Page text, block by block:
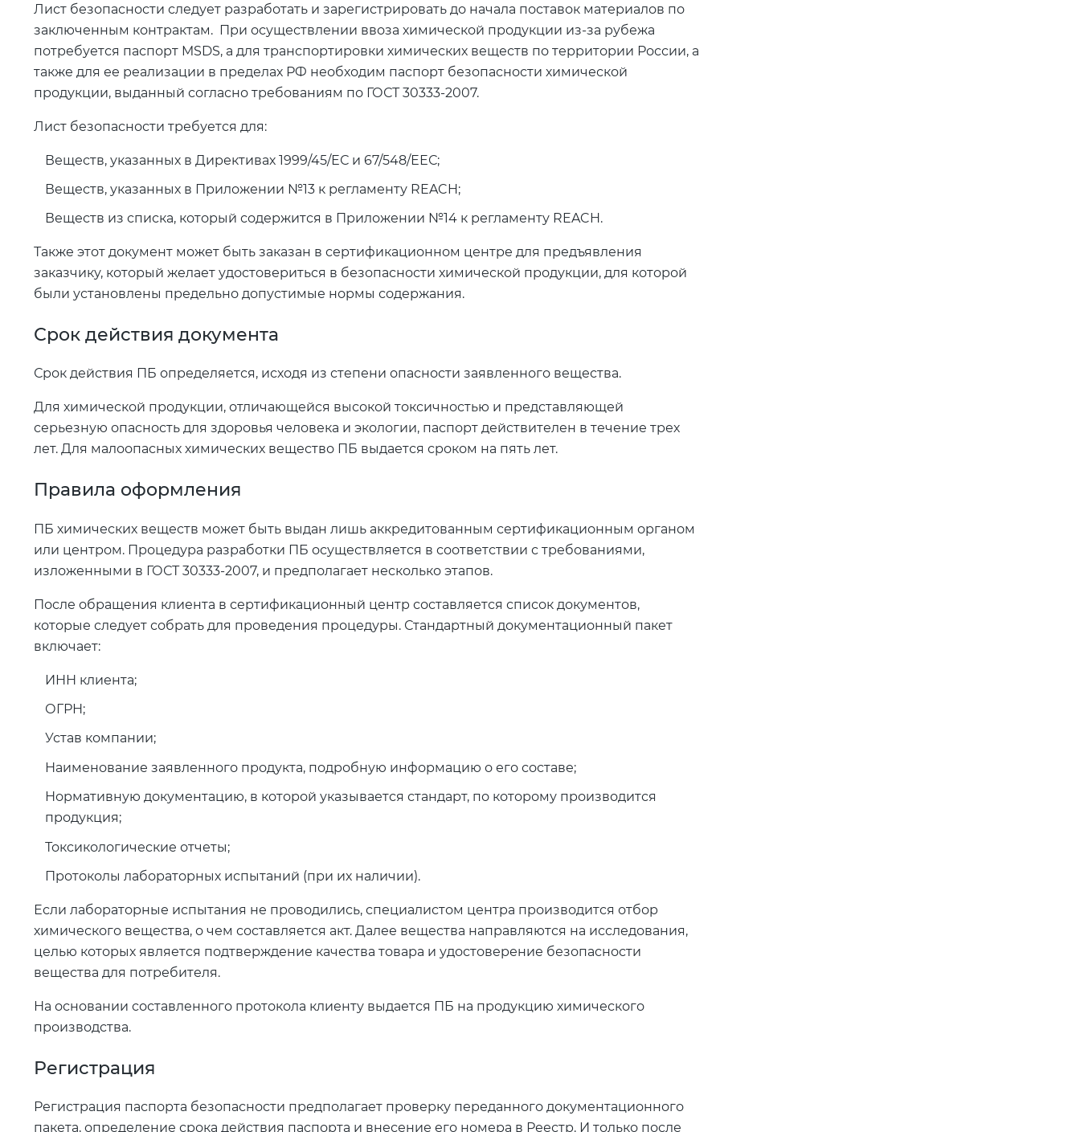
Лист безопасности следует разработать и зарегистрировать до начала поставок материалов по
заключенным контрактам. При осуществлении ввоза химической продукции из-за рубежа
потребуется паспорт MSDS, а для транспортировки химических веществ по территории России, а
также для ее реализации в пределах РФ необходим паспорт безопасности химической
продукции, выданный согласно требованиям по ГОСТ 30333-2007.
Лист безопасности требуется для:
Веществ, указанных в Директивах 1999/45/ЕС и 67/548/ЕЕС;
Веществ, указанных в Приложении №13 к регламенту REACH;
Веществ из списка, который содержится в Приложении №14 к регламенту REACH.
Также этот документ может быть заказан в сертификационном центре для предъявления
заказчику, который желает удостовериться в безопасности химической продукции, для которой
были установлены предельно допустимые нормы содержания.
Срок действия документа
Срок действия ПБ определяется, исходя из степени опасности заявленного вещества.
Для химической продукции, отличающейся высокой токсичностью и представляющей
серьезную опасность для здоровья человека и экологии, паспорт действителен в течение трех
лет. Для малоопасных химических вещество ПБ выдается сроком на пять лет.
Правила оформления
ПБ химических веществ может быть выдан лишь аккредитованным сертификационным органом
или центром. Процедура разработки ПБ осуществляется в соответствии с требованиями,
изложенными в ГОСТ 30333-2007, и предполагает несколько этапов.
После обращения клиента в сертификационный центр составляется список документов,
которые следует собрать для проведения процедуры. Стандартный документационный пакет
включает:
ИНН клиента;
ОГРН;
Устав компании;
Наименование заявленного продукта, подробную информацию о его составе;
Нормативную документацию, в которой указывается стандарт, по которому производится
продукция;
Токсикологические отчеты;
Протоколы лабораторных испытаний (при их наличии).
Если лабораторные испытания не проводились, специалистом центра производится отбор
химического вещества, о чем составляется акт. Далее вещества направляются на исследования,
целью которых является подтверждение качества товара и удостоверение безопасности
вещества для потребителя.
На основании составленного протокола клиенту выдается ПБ на продукцию химического
производства.
Регистрация
Регистрация паспорта безопасности предполагает проверку переданного документационного
пакета, определение срока действия паспорта и внесение его номера в Реестр. И только после